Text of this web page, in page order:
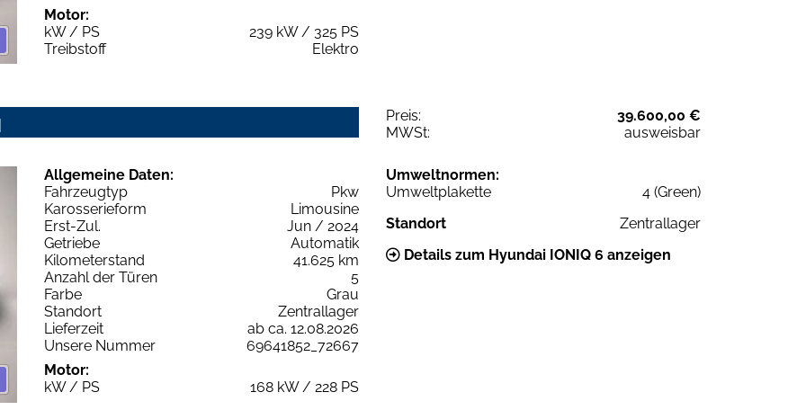
Motor:
kW / PS
239 kW / 325 PS
Treibstoff
Elektro
Preis:
39.600,00 €
MWSt:
ausweisbar
Allgemeine Daten:
Fahrzeugtyp
Pkw
Karosserieform
Limousine
Erst-Zul.
Jun / 2024
Getriebe
Automatik
Kilometerstand
41.625 km
Anzahl der Türen
5
Farbe
Grau
Standort
Zentrallager
Lieferzeit
ab ca. 12.08.2026
Unsere Nummer
69641852_72667
Motor:
kW / PS
168 kW / 228 PS
Umweltnormen:
Umweltplakette
4 (Green)
Standort
Zentrallager
Details zum Hyundai IONIQ 6 anzeigen